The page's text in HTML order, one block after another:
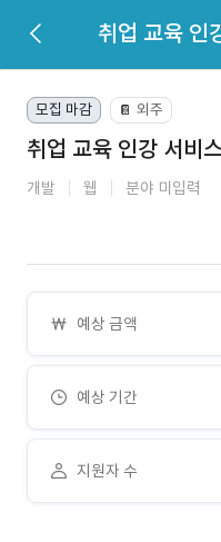
취업 교육 인
모집 마감 📔 외주
취업 교육 인강 서비
개발 웹 분야 미입력
예상 금액
예상 기간
지원자 수